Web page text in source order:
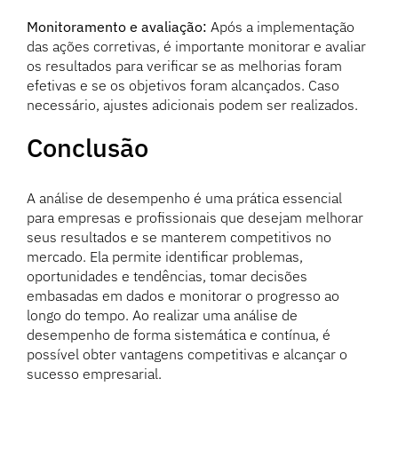
Monitoramento e avaliação: Após a implementação
das ações corretivas, é importante monitorar e avaliar
os resultados para verificar se as melhorias foram
efetivas e se os objetivos foram alcançados. Caso
necessário, ajustes adicionais podem ser realizados.
Conclusão
A análise de desempenho é uma prática essencial
para empresas e profissionais que desejam melhorar
seus resultados e se manterem competitivos no
mercado. Ela permite identificar problemas,
oportunidades e tendências, tomar decisões
embasadas em dados e monitorar o progresso ao
longo do tempo. Ao realizar uma análise de
desempenho de forma sistemática e contínua, é
possível obter vantagens competitivas e alcançar o
sucesso empresarial.